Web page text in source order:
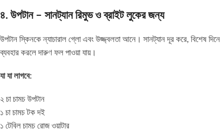
৪. উপটান – সানট্যান রিমুভ ও ব্রাইট লুকের জন্য
উপটান স্কিনকে ন্যাচারাল গ্লো এবং উজ্জ্বলতা আনে। সানট্যান দূর করে, বিশেষ দিনে
ব্যবহার করলে দারুণ ফল পাওয়া যায়।
যা যা লাগবে:
২ চা চামচ উপটান
১ চা চামচ টক দই
১ টেবিল চামচ রোজ ওয়াটার